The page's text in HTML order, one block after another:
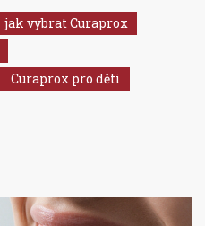
jak vybrat Curaprox
Curaprox pro děti